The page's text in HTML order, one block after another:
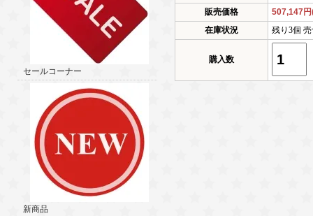
セールコーナー
新商品
販売価格
507,147
在庫状況
残り3個
購入数